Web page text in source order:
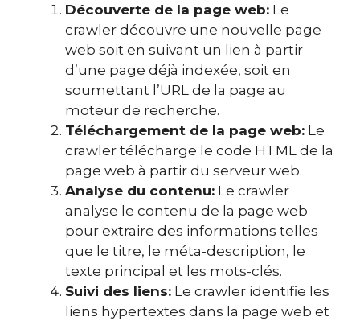
Découverte de la page web: Le
crawler découvre une nouvelle page
web soit en suivant un lien à partir
d’une page déjà indexée, soit en
soumettant l’URL de la page au
moteur de recherche.
Téléchargement de la page web: Le
crawler télécharge le code HTML de la
page web à partir du serveur web.
Analyse du contenu: Le crawler
analyse le contenu de la page web
pour extraire des informations telles
que le titre, le méta-description, le
texte principal et les mots-clés.
Suivi des liens: Le crawler identifie les
liens hypertextes dans la page web et